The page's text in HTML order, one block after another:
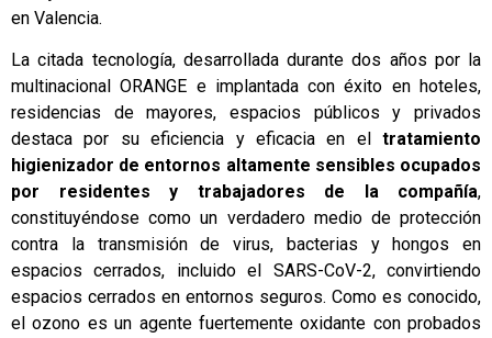
en Valencia.
La citada tecnología, desarrollada durante dos años por la
multinacional ORANGE e implantada con éxito en hoteles,
residencias de mayores, espacios públicos y privados
destaca por su eficiencia y eficacia en el
tratamiento
higienizador de entornos altamente sensibles ocupados
por residentes y trabajadores de la compañía,
constituyéndose como un verdadero medio de protección
contra la transmisión de virus, bacterias y hongos en
espacios cerrados, incluido el SARS-CoV-2, convirtiendo
espacios cerrados en entornos seguros. Como es conocido,
el ozono es un agente fuertemente oxidante con probados